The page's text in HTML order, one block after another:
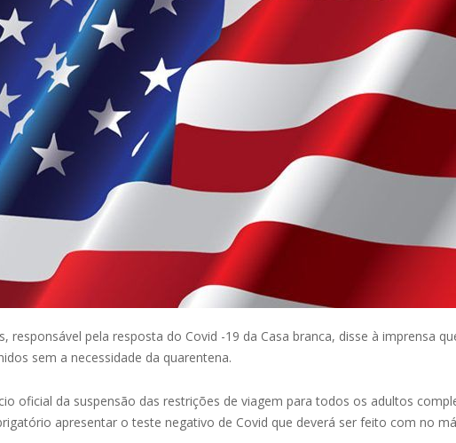
responsável pela resposta do Covid -19 da Casa branca, disse à imprensa
sem a necessidade da quarentena.
oficial da suspensão das restrições de viagem para todos os adultos
apresentar o teste negativo de Covid que deverá ser feito com no